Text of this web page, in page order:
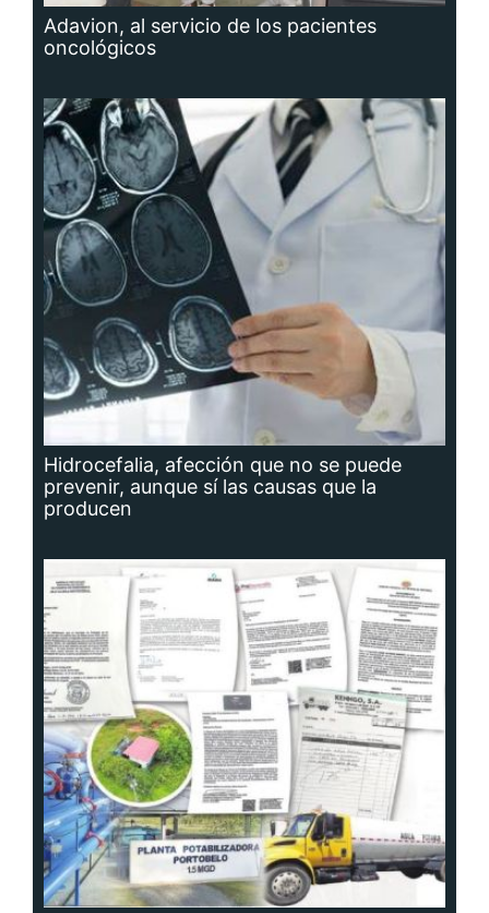
Adavion, al servicio de los pacientes
oncológicos
Hidrocefalia, afección que no se puede
prevenir, aunque sí las causas que la
producen